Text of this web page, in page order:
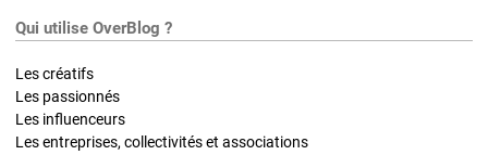
Qui utilise OverBlog ?
Les créatifs
Les passionnés
Les influenceurs
Les entreprises, collectivités et associations